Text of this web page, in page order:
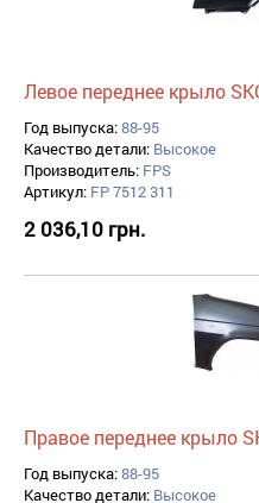
Левое переднее крыло
Год выпуска:88-95
Качество детали: Высокое
Производитель: FPS
Артикул: FP 7512 311
2 036,10 грн.
Правое переднее крыло
Год выпуска:88-95
Качество детали: Высокое